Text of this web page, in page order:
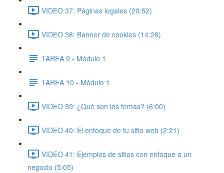
VIDEO 37: Páginas legales (20:52)
VIDEO 38: Banner de cookies (14:28)
TAREA 9 - Módulo 1
TAREA 10 - Módulo 1
VIDEO 39: ¿Qué son los temas? (6:00)
VIDEO 40: El enfoque de tu sitio web (2:21)
VIDEO 41: Ejemplos de sitios con enfoque a un
negocio (5:05)